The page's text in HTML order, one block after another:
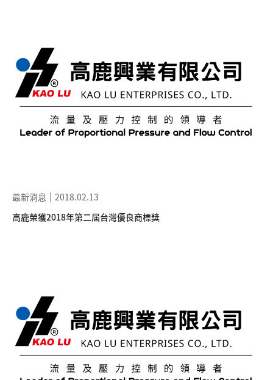
最新消息
2018.02.13
高鹿榮獲2018年第二屆台灣優良商標獎